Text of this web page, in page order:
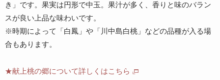
き」です。果実は円形で中玉。果汁が多く、香りと味のバラン
スが良い上品な味わいです。
※時期によって「白鳳」や「川中島白桃」などの品種が入る場
合もあります。
★献上桃の郷について詳しくはこちら